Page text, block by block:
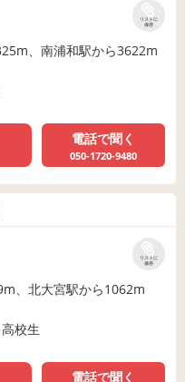
リストに
保存
、南浦和駅から3622m
電話で聞く
050-1720-9480
リストに
保存
、北大宮駅から1062m
校生
電話で聞く